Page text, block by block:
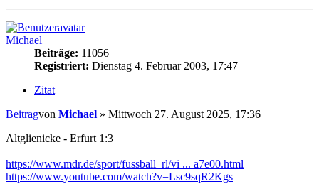
Michael
Beiträge: 11056
Registriert: Dienstag 4. Februar 2003, 17:47
Zitat
Beitragvon Michael » Mittwoch 27. August 2025, 17:36
Altglienicke - Erfurt 1:3
https://www.mdr.de/sport/fussball_rl/vi ... a7e00.html
https://www.youtube.com/watch?v=Lsc9sqR2Kgs